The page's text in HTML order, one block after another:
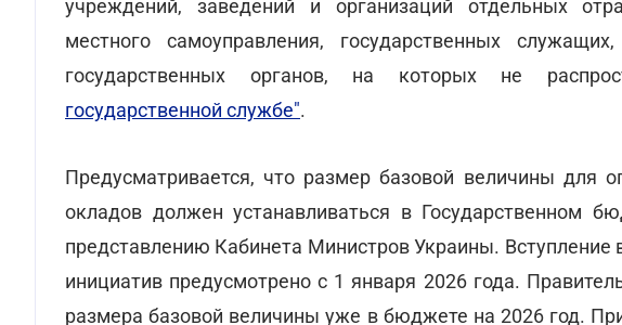
учреждений, заведений и организаций отдельных
местного самоуправления, государственных
государственных органов, на которых не
государственной службе".
Предусматривается, что размер базовой величины для
окладов должен устанавливаться в Государственном
представлению Кабинета Министров Украины. Вступление
инициатив предусмотрено с 1 января 2026 года.
размера базовой величины уже в бюджете на 2026 год.